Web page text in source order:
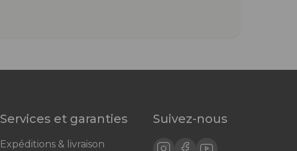
Services et garanties
Expéditions & livraison
Suivez-nous